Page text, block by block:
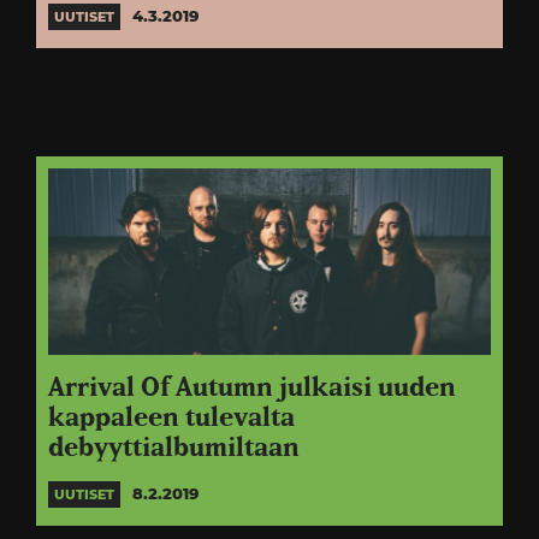
UUTISET 4.3.2019
Arrival Of Autumn julkaisi uuden
kappaleen tulevalta
debyyttialbumiltaan
UUTISET 8.2.2019